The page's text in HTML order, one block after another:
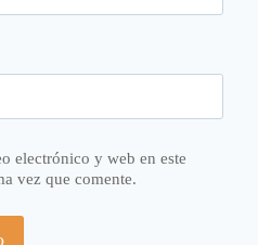
electrónico y web en este
vez que comente.